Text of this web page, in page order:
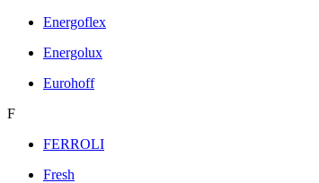
Energoflex
Energolux
Eurohoff
F
FERROLI
Fresh